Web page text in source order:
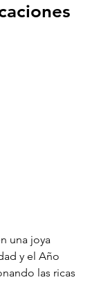
una joya
y el Año
las ricas